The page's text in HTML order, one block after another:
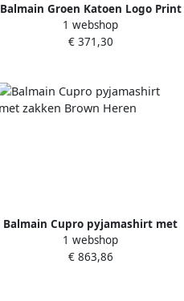
Balmain Groen Katoen Logo Print
Ronde Hals Green Heren
1 webshop
€ 371,30
Balmain Cupro pyjamashirt met
zakken Brown Heren
1 webshop
€ 863,86